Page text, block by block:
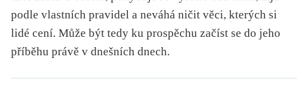
podle vlastních pravidel a neváhá ničit věci, kterých si
lidé cení. Může být tedy ku prospěchu začíst se do jeho
příběhu právě v dnešních dnech.